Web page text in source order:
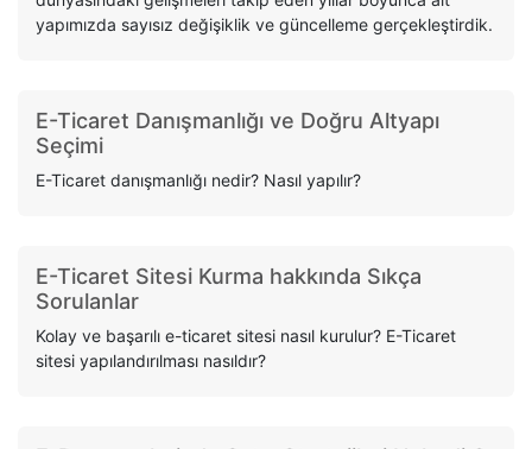
yapımızda sayısız değişiklik ve güncelleme gerçekleştirdik.
E-Ticaret Danışmanlığı ve Doğru Altyapı
Seçimi
E-Ticaret danışmanlığı nedir? Nasıl yapılır?
E-Ticaret Sitesi Kurma hakkında Sıkça
Sorulanlar
Kolay ve başarılı e-ticaret sitesi nasıl kurulur? E-Ticaret
sitesi yapılandırılması nasıldır?